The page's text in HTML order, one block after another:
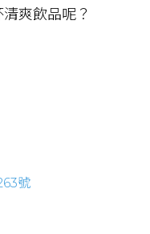
爽飲品呢？
號